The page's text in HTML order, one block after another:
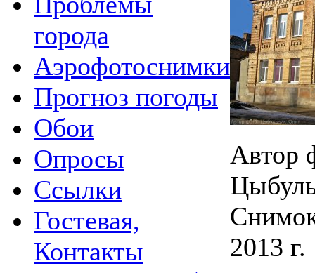
города
Аэрофотоснимки
Прогноз погоды
Обои
Опросы
Ссылки
Гостевая,
Контакты
Автор
2013 г.